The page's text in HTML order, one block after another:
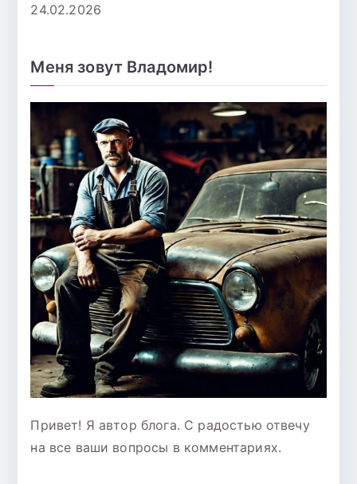
24.02.2026
Меня зовут Владомир!
Привет! Я автор блога. С радостью отвечу
на все ваши вопросы в комментариях.